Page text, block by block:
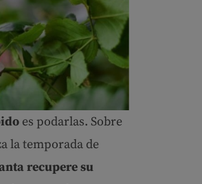
es podarlas. Sobre
la temporada de
recupere su